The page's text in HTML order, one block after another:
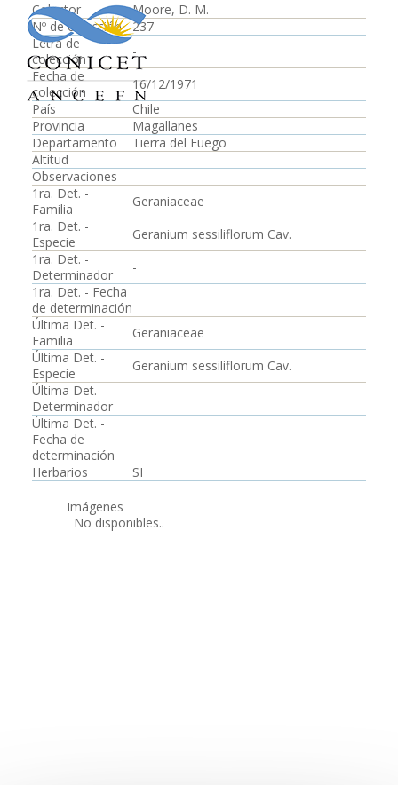
Colector
Moore, D. M.
Nº de colección
237
Letra de
colección
-
Fecha de
colección
16/12/1971
País
Chile
Provincia
Magallanes
Departamento
Tierra del Fuego
Altitud
Observaciones
1ra. Det. -
Familia
Geraniaceae
1ra. Det. -
Especie
Geranium sessiliflorum Cav.
1ra. Det. -
Determinador
-
1ra. Det. - Fecha
de determinación
Última Det. -
Familia
Geraniaceae
Última Det. -
Especie
Geranium sessiliflorum Cav.
Última Det. -
Determinador
-
Última Det. -
Fecha de
determinación
Herbarios
SI
Imágenes
No disponibles..